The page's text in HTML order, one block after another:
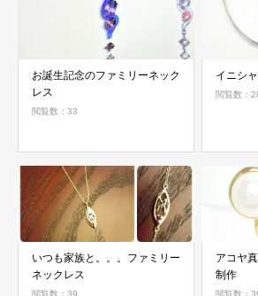
お誕生記念のファミリーネック
レス
閲覧数：33
イニシ
閲覧数：
いつも家族と。。。ファミリー
ネックレス
閲覧数：39
アコヤ
制作
閲覧数：